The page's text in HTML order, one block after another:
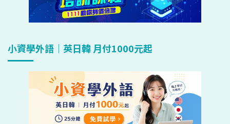
小資學外語｜英日韓 月付1000元起